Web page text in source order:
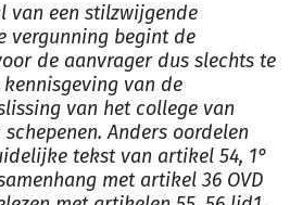
van een stilzwijgende
vergunning begint de
de aanvrager dus slechts te
van de
van het college van
Anders oordelen
tekst van artikel 54, 1°
met artikel 36 OVD